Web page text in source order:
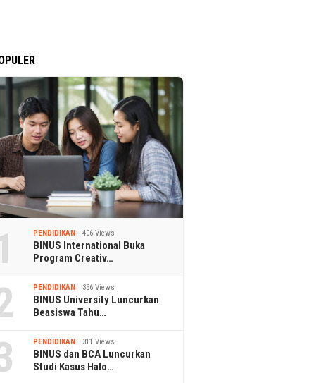
PENDIDIKAN 406 Views
BINUS International Buka
Program Creativ…
PENDIDIKAN 356 Views
BINUS University Luncurkan
Beasiswa Tahu…
PENDIDIKAN 311 Views
BINUS dan BCA Luncurkan
Studi Kasus Halo…